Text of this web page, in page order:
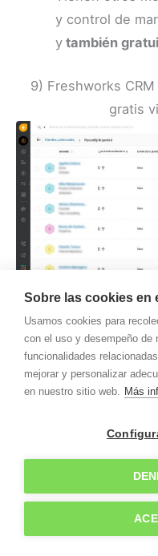
y control de
y también
9) Freshworks
gratis
aplicación de
coste interesante,
y un manejo muy
etapas de nuestro
este. Además, usa
las oportunidades
manera que lo
Sobre las cookies en
Usamos cookies para
con el uso y desempeño de
funcionalidades
mejorar y personalizar
en nuestro sitio web. Más